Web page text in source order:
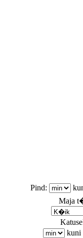
Pind:
Maja
kuni